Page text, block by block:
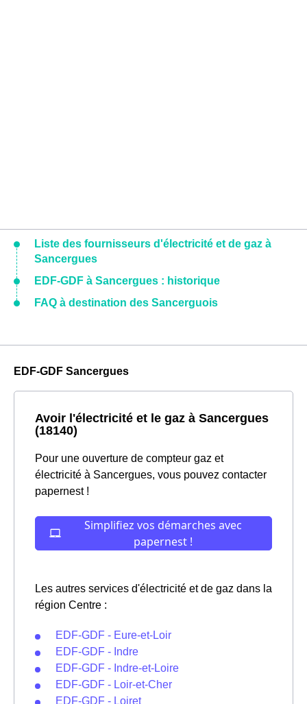
Liste des fournisseurs d'électricité et de gaz à
Sancergues
EDF-GDF à Sancergues : historique
FAQ à destination des Sancerguois
EDF-GDF Sancergues
Avoir l'électricité et le gaz à Sancergues
(18140)
Pour une ouverture de compteur gaz et
électricité à Sancergues, vous pouvez contacter
papernest !
Les autres services d'électricité et de gaz dans la
région Centre :
EDF-GDF - Eure-et-Loir
EDF-GDF - Indre
EDF-GDF - Indre-et-Loire
EDF-GDF - Loir-et-Cher
EDF-GDF - Loiret